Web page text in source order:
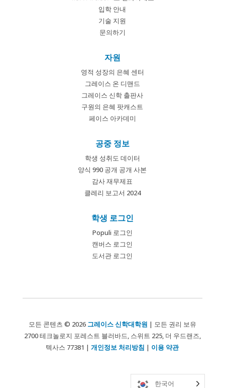
입학 안내
기술 지원
문의하기
자원
영적 성장의 은혜 센터
그레이스 온 디맨드
그레이스 신학 출판사
구원의 은혜 팟캐스트
페이스 아카데미
공중 정보
학생 성취도 데이터
양식 990 공개 공개 사본
감사 재무제표
클레리 보고서 2024
학생 로그인
Populi 로그인
캔버스 로그인
도서관 로그인
모든 콘텐츠 © 2026 그레이스 신학대학원 | 모든 권리 보유
2700 테크놀로지 포레스트 블러바드, 스위트 225, 더 우드랜즈,
텍사스 77381 |개인정보 처리방침 | 이용 약관
한국어